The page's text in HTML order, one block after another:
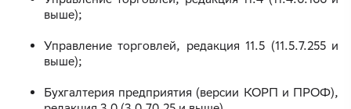
выше);
Управление торговлей, редакция 11.5 (11.5.7.255 и
выше);
Бухгалтерия предприятия (версии КОРП и ПРОФ),